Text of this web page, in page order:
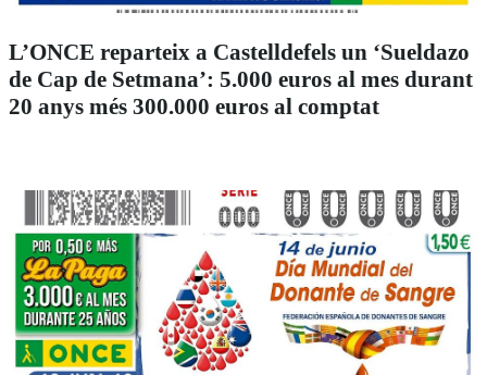
L’ONCE reparteix a Castelldefels un ‘Sueldazo
de Cap de Setmana’: 5.000 euros al mes durant
20 anys més 300.000 euros al comptat